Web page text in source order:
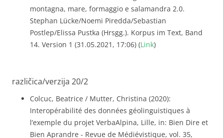
montagna, mare, formaggio e salamandra 2.0.
Stephan Lücke/Noemi Piredda/Sebastian
Postlep/Elissa Pustka (Hrsgg.). Korpus im Text, Band
14. Version 1 (31.05.2021, 17:06) (Link)
različica/verzija 20/2
Colcuc, Beatrice / Mutter, Christina (2020):
Interopérabilité des données géolinguistiques à
l’exemple du projet VerbaAlpina, Lille, in: Bien Dire et
Bien Aprandre - Revue de Médiévistique, vol. 35,